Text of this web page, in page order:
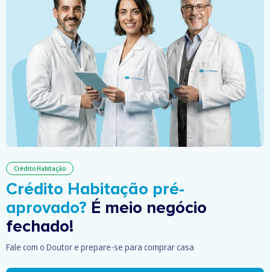
Crédito Habitação
Crédito Habitação pré-
aprovado? É meio negócio
fechado!
Fale com o Doutor e prepare-se para comprar casa